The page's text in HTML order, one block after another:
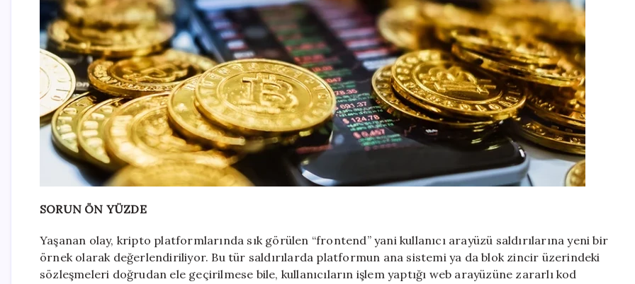
SORUN ÖN YÜZDE
Yaşanan olay, kripto platformlarında sık görülen “frontend” yani kullanıcı arayüzü saldırılarına yeni bir
örnek olarak değerlendiriliyor. Bu tür saldırılarda platformun ana sistemi ya da blok zincir üzerindeki
sözleşmeleri doğrudan ele geçirilmese bile, kullanıcıların işlem yaptığı web arayüzüne zararlı kod